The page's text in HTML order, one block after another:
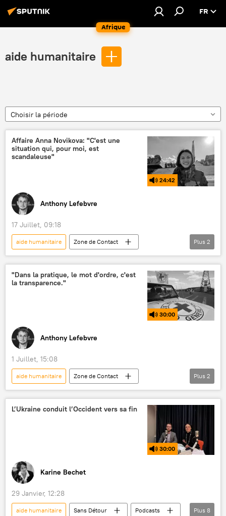
Afrique
FR
aide humanitaire
Choisir la période
Affaire Anna Novikova: "C'est une
situation qui, pour moi, est
scandaleuse"
24:42
Anthony Lefebvre
17 Juillet, 09:18
aide humanitaire
Zone de Contact
Podcasts
France justice
Plus 2
"Dans la pratique, le mot d'ordre, c'est
la transparence."
30:00
Anthony Lefebvre
1 Juillet, 15:08
aide humanitaire
Zone de Contact
Podcasts
Comité international de la Croix-Rouge (CICR)
Plus 2
L’Ukraine conduit l’Occident vers sa fin
30:00
Karine Bechet
29 Janvier, 12:28
aide humanitaire Sans Détour
Podcasts
Plus 8